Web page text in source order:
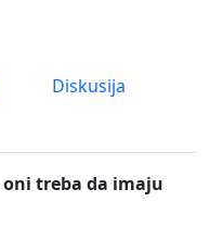
Diskusija
treba da imaju